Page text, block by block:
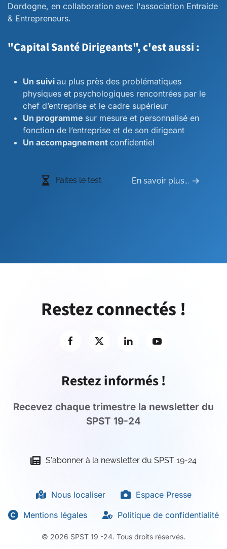
Dordogne, en collaboration avec l'association Entraide
& Entrepreneurs.
"Capital Santé Dirigeants", c'est aussi :
Un suivi au plus près des problématiques
physiques et psychologiques rencontrées par le
chef d’entreprise et le cadre supérieur
Un programme sur mesure et personnalisé en
fonction de l’entreprise et de son dirigeant
Un accompagnement confidentiel
Faites le test En savoir plus...
Restez connectés !
Restez informés !
Recevez chaque trimestre la newsletter du
SPST 19-24
S'abonner à la newsletter du SPST 19-24
Nous localiser Espace Presse
Mentions légales Politique de confidentialité
© 2026 SPST 19 -24. Tous droits réservés.